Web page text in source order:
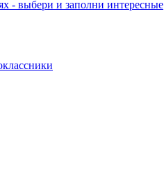
- выбери и заполни интересные